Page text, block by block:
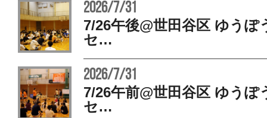
2026/7/31
7/26午後@世田谷区 ゆうぽ
セ…
2026/7/31
7/26午前@世田谷区 ゆうぽ
セ…